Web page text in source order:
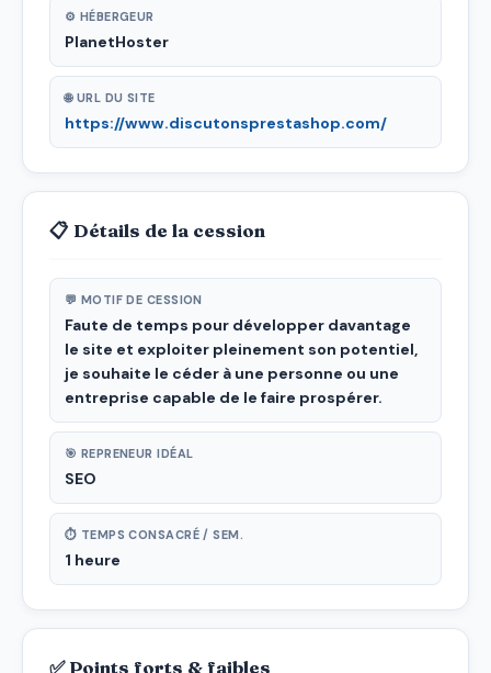
⚙ HÉBERGEUR
PlanetHoster
🌐 URL DU SITE
https://www.discutonsprestashop.com/
📋 Détails de la cession
💬 MOTIF DE CESSION
Faute de temps pour développer davantage
le site et exploiter pleinement son potentiel,
je souhaite le céder à une personne ou une
entreprise capable de le faire prospérer.
🎯 REPRENEUR IDÉAL
SEO
⏱ TEMPS CONSACRÉ / SEM.
1 heure
✅ Points forts & faibles